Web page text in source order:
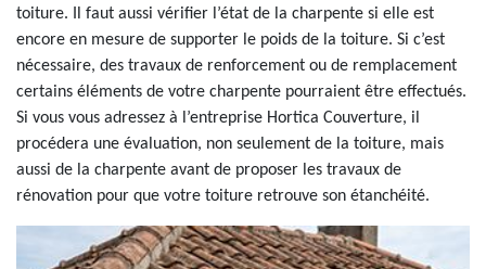
toiture. Il faut aussi vérifier l’état de la charpente si elle est
encore en mesure de supporter le poids de la toiture. Si c’est
nécessaire, des travaux de renforcement ou de remplacement
certains éléments de votre charpente pourraient être effectués.
Si vous vous adressez à l’entreprise Hortica Couverture, il
procédera une évaluation, non seulement de la toiture, mais
aussi de la charpente avant de proposer les travaux de
rénovation pour que votre toiture retrouve son étanchéité.